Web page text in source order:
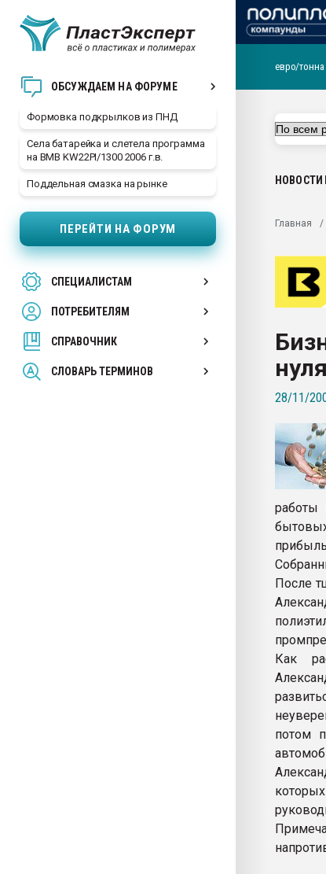
ОБСУЖДАЕМ НА ФОРУМЕ
Формовка подкрылков из ПНД
Села батарейка и слетела программа
на BMB KW22PI/1300 2006 г.в.
Поддельная смазка на рынке
ПЕРЕЙТИ НА ФОРУМ
СПЕЦИАЛИСТАМ
ПОТРЕБИТЕЛЯМ
СПРАВОЧНИК
СЛОВАРЬ ТЕРМИНОВ
29.07.2026 ФРП
Вакуум-
28.07.2026
первый план в
пластмасс
ситуацией на
Всё, что
бутылок
евро/тонна
НОВОСТИ
Главная
28/11/
работы
После
Как
потом